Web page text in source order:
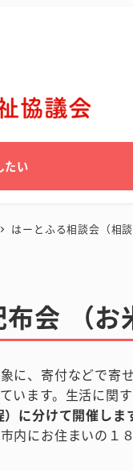
たい
はーとふる相談会（相
会 （
、寄付などで寄
ます。生活に関
に分けて開催します
にお住まいの１